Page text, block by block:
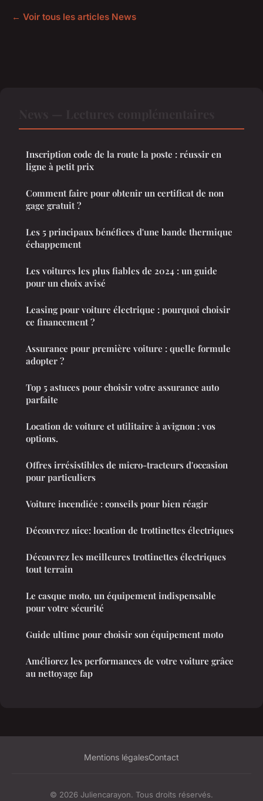
← Voir tous les articles News
Inscription code de la route la poste : réussir en
ligne à petit prix
Comment faire pour obtenir un certificat de non
gage gratuit ?
Les 5 principaux bénéfices d'une bande thermique
échappement
Les voitures les plus fiables de 2024 : un guide
pour un choix avisé
Leasing pour voiture électrique : pourquoi choisir
ce financement ?
Assurance pour première voiture : quelle formule
adopter ?
Top 5 astuces pour choisir votre assurance auto
parfaite
Location de voiture et utilitaire à avignon : vos
options.
Offres irrésistibles de micro-tracteurs d'occasion
pour particuliers
Voiture incendiée : conseils pour bien réagir
Découvrez nice: location de trottinettes électriques
Découvrez les meilleures trottinettes électriques
tout terrain
Le casque moto, un équipement indispensable
pour votre sécurité
Guide ultime pour choisir son équipement moto
Améliorez les performances de votre voiture grâce
au nettoyage fap
Mentions légalesContact
© 2026 Juliencarayon. Tous droits réservés.